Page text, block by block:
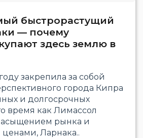
быстрорастущий
— почему
здесь землю в
закрепила за собой
города Кипра
и долгосрочных
время как Лимассол
рынка и
Ларнака..